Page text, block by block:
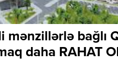
mənzillərlə bağlı
daha RAHAT